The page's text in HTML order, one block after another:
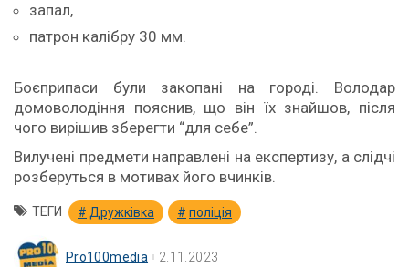
запал,
патрон калібру 30 мм.
Боєприпаси були закопані на городі. Володар
домоволодіння пояснив, що він їх знайшов, після
чого вирішив зберегти “для себе”.
Вилучені предмети направлені на експертизу, а слідчі
розберуться в мотивах його вчинків.
ТЕГИ Дружківка поліція
Pro100media 2.11.2023